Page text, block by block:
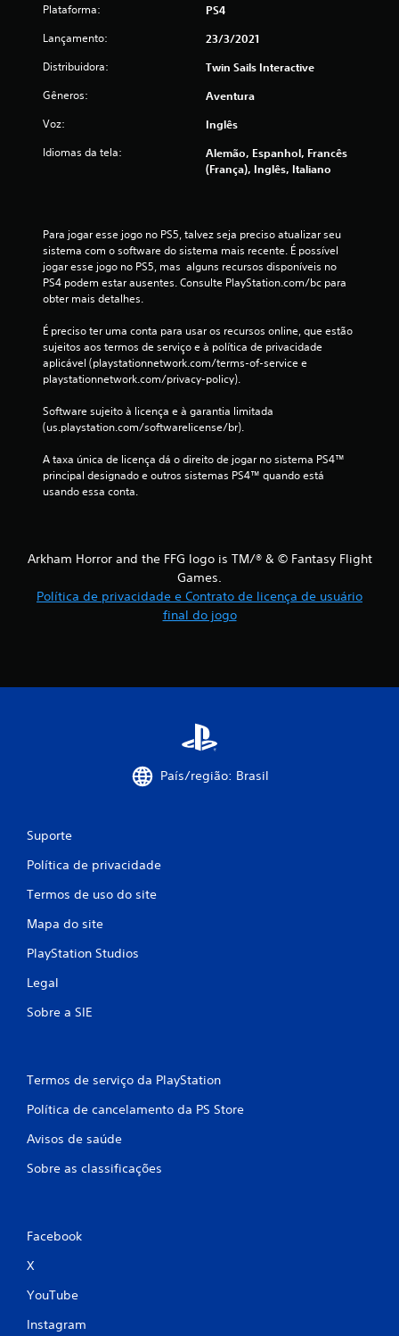
ç
e
s
Plataforma: PS4
Lançamento: 23/3/2021
Distribuidora: Twin Sails Interactive
Gêneros: Aventura
Voz: Inglês
Idiomas da tela:
Alemão, Espanhol, Francês
(França), Inglês, Italiano
Para jogar esse jogo no PS5, talvez seja preciso atualizar seu
sistema com o software do sistema mais recente. É possível
jogar esse jogo no PS5, mas  alguns recursos disponíveis no
PS4 podem estar ausentes. Consulte PlayStation.com/bc para
obter mais detalhes.
É preciso ter uma conta para usar os recursos online, que estão
sujeitos aos termos de serviço e à política de privacidade
aplicável (playstationnetwork.com/terms-of-service e
playstationnetwork.com/privacy-policy).
Software sujeito à licença e à garantia limitada
(us.playstation.com/softwarelicense/br).
A taxa única de licença dá o direito de jogar no sistema PS4™
principal designado e outros sistemas PS4™ quando está
usando essa conta.
Arkham Horror and the FFG logo is TM/® & © Fantasy Flight
Games.
Política de privacidade e Contrato de licença de usuário
final do jogo
País/região: Brasil
Suporte
Política de privacidade
Termos de uso do site
Mapa do site
PlayStation Studios
Legal
Sobre a SIE
Termos de serviço da PlayStation
Política de cancelamento da PS Store
Avisos de saúde
Sobre as classificações
Facebook
X
YouTube
Instagram